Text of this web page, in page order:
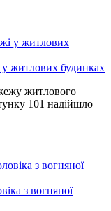
житлових будинках
житлового
101 надійшло
з вогняної